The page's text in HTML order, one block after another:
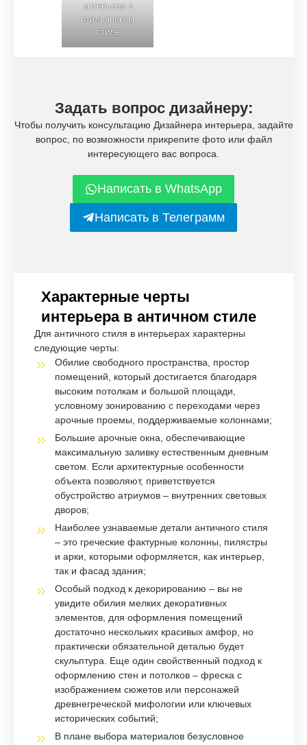
интерьера в
итальянском
стиле
Задать вопрос дизайнеру:
Чтобы получить консультацию Дизайнера интерьера, задайте
вопрос, по возможности прикрепите фото или файл
интересующего вас вопроса.
Написать в WhatsApp
Написать в Телеграмм
Характерные черты
интерьера в античном стиле
Для античного стиля в интерьерах характерны
следующие черты:
Обилие свободного пространства, простор
помещений, который достигается благодаря
высоким потолкам и большой площади,
условному зонированию с переходами через
арочные проемы, поддерживаемые колоннами;
Большие арочные окна, обеспечивающие
максимальную заливку естественным дневным
светом. Если архитектурные особенности
объекта позволяют, приветствуется
обустройство атриумов – внутренних световых
дворов;
Наиболее узнаваемые детали античного стиля
– это греческие фактурные колонны, пилястры
и арки, которыми оформляется, как интерьер,
так и фасад здания;
Особый подход к декорированию – вы не
увидите обилия мелких декоративных
элементов, для оформления помещений
достаточно нескольких красивых амфор, но
практически обязательной деталью будет
скульптура. Еще один свойственный подход к
оформлению стен и потолков – фреска с
изображением сюжетов или персонажей
древнегреческой мифологии или ключевых
исторических событий;
В плане выбора материалов безусловное